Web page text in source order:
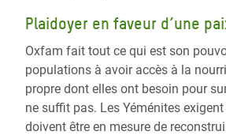
Plaidoyer en faveur d’une
Oxfam fait tout ce qui est son
populations à avoir accès à la
propre dont elles ont besoin pour
ne suffit pas. Les Yéménites
doivent être en mesure de